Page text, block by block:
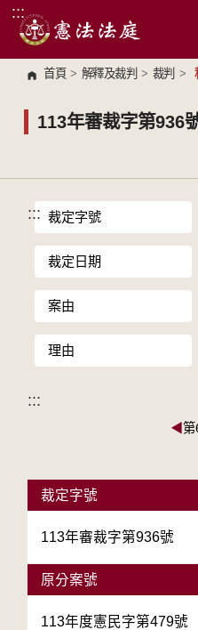
跳到主要內容區塊
:::
首頁 > 解釋及裁判 > 裁判 >
113年審裁字第936
::: 裁定字號
裁定日期
案由
理由
:::
◀第
裁定字號
113年審裁字第936號
原分案號
113年度憲民字第479號